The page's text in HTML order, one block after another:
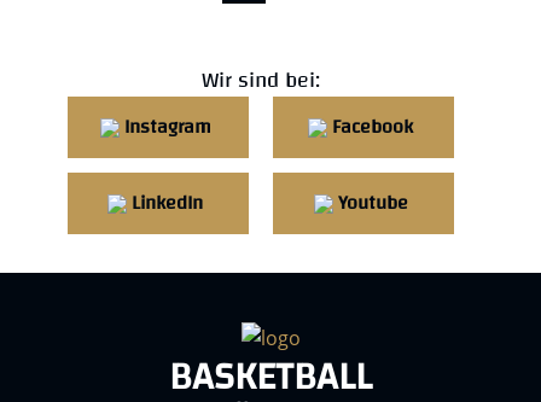
Wir sind bei:
Instagram Facebook
LinkedIn Youtube
BASKETBALL